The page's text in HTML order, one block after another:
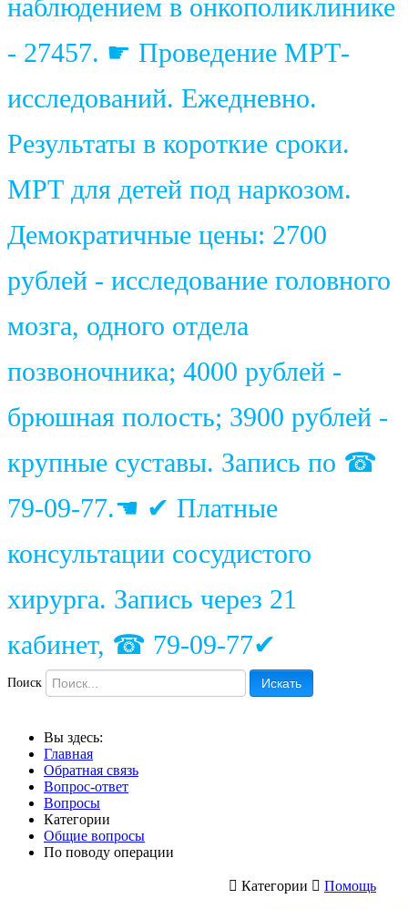
наблюдением в онкополиклинике
- 27457. ☛ Проведение МРТ-
исследований. Ежедневно.
Результаты в короткие сроки.
МРТ для детей под наркозом.
Демократичные цены: 2700
рублей - исследование головного
мозга, одного отдела
позвоночника; 4000 рублей -
брюшная полость; 3900 рублей -
крупные суставы. Запись по ☎
79-09-77.☚ ✔ Платные
консультации сосудистого
хирурга. Запись через 21
кабинет, ☎ 79-09-77✔
Поиск Искать
Вы здесь:
Главная
Обратная связь
Вопрос-ответ
Вопросы
Категории
Общие вопросы
По поводу операции
Категории Помощь